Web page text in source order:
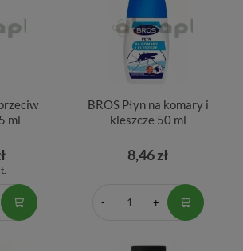
ml
BROS Płyn na komary i
kleszcze 50 ml
8,46 zł